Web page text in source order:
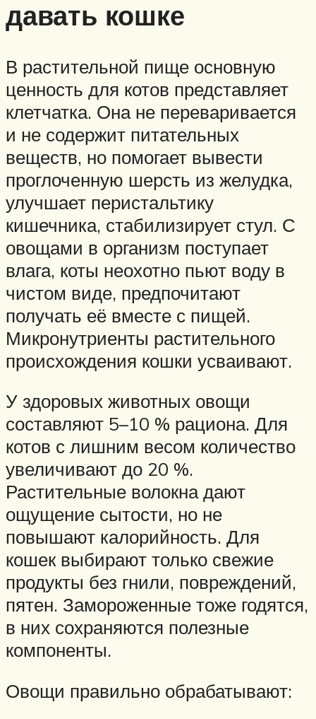
давать кошке
В растительной пище основную
ценность для котов представляет
клетчатка. Она не переваривается
и не содержит питательных
веществ, но помогает вывести
проглоченную шерсть из желудка,
улучшает перистальтику
кишечника, стабилизирует стул. С
овощами в организм поступает
влага, коты неохотно пьют воду в
чистом виде, предпочитают
получать её вместе с пищей.
Микронутриенты растительного
происхождения кошки усваивают.
У здоровых животных овощи
составляют 5–10 % рациона. Для
котов с лишним весом количество
увеличивают до 20 %.
Растительные волокна дают
ощущение сытости, но не
повышают калорийность. Для
кошек выбирают только свежие
продукты без гнили, повреждений,
пятен. Замороженные тоже годятся,
в них сохраняются полезные
компоненты.
Овощи правильно обрабатывают: